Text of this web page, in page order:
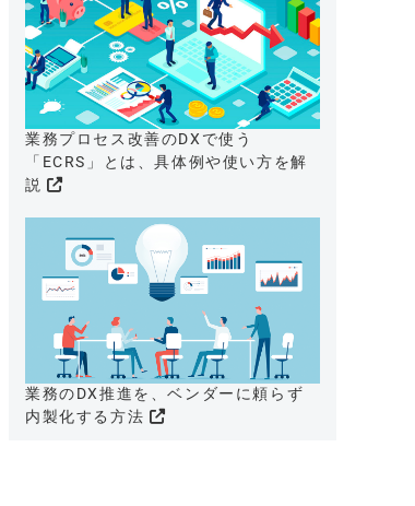
業務プロセス改善のDXで使う
「ECRS」とは、具体例や使い方を解
説
業務のDX推進を、ベンダーに頼らず
内製化する方法